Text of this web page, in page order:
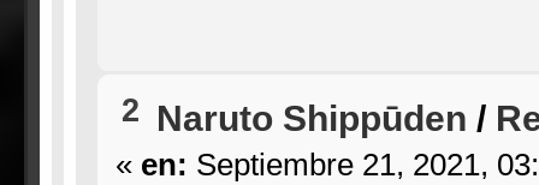
2 Naruto Shippūden /
« en: Septiembre 21, 2021,